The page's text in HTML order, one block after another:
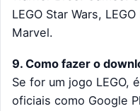
LEGO Star Wars,
Marvel.
9. Como fazer o
Se for um jogo LEGO,
oficiais como Google